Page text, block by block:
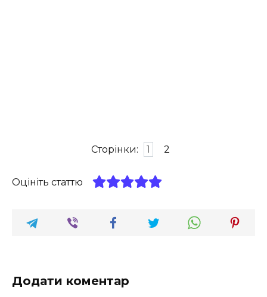
Сторінки: 1 2
Оцініть статтю
Додати коментар